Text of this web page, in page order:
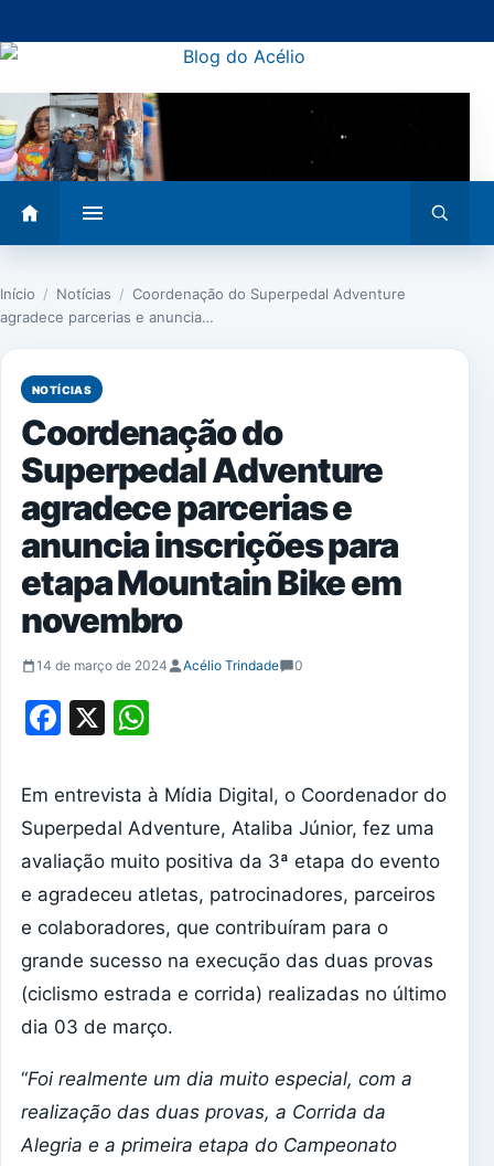
para
conteúdo
menu
busca
Início / Notícias / Coordenação do Superpedal Adventure
agradece parcerias e anuncia…
NOTÍCIAS
Coordenação do
Superpedal Adventure
agradece parcerias e
anuncia inscrições para
etapa Mountain Bike em
novembro
14 de março de 2024 Acélio Trindade 0
Facebook
X
Em entrevista à Mídia Digital, o Coordenador do
Superpedal Adventure, Ataliba Júnior, fez uma
avaliação muito positiva da 3ª etapa do evento
e agradeceu atletas, patrocinadores, parceiros
e colaboradores, que contribuíram para o
grande sucesso na execução das duas provas
(ciclismo estrada e corrida) realizadas no último
dia 03 de março.
“Foi realmente um dia muito especial, com a
realização das duas provas, a Corrida da
Alegria e a primeira etapa do Campeonato